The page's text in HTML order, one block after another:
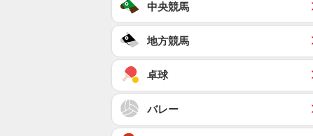
中央競馬
地方競馬
卓球
バレー